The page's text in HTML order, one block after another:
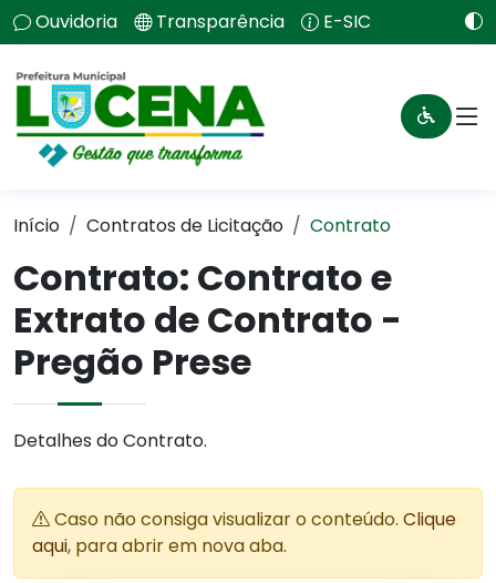
Ouvidoria Transparência E-SIC
Início Contratos de Licitação Contrato
Contrato: Contrato e
Extrato de Contrato -
Pregão Prese
Detalhes do Contrato.
Caso não consiga visualizar o conteúdo. Clique
aqui, para abrir em nova aba.